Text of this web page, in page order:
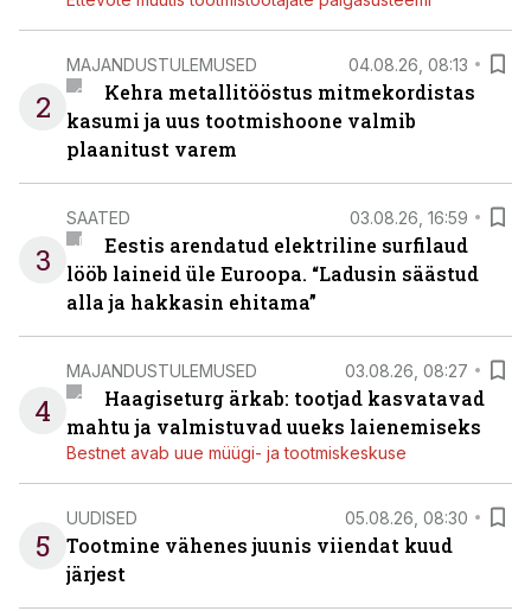
2
MAJANDUSTULEMUSED 04.08.26, 08:13
Kehra metallitööstus mitmekordistas
kasumi ja uus tootmishoone valmib
plaanitust varem
3
SAATED 03.08.26, 16:59
Eestis arendatud elektriline surfilaud
lööb laineid üle Euroopa. “Ladusin säästud
alla ja hakkasin ehitama”
4
MAJANDUSTULEMUSED 03.08.26, 08:27
Haagiseturg ärkab: tootjad kasvatavad
mahtu ja valmistuvad uueks laienemiseks
Bestnet avab uue müügi- ja tootmiskeskuse
5
UUDISED 05.08.26, 08:30
Tootmine vähenes juunis viiendat kuud
järjest